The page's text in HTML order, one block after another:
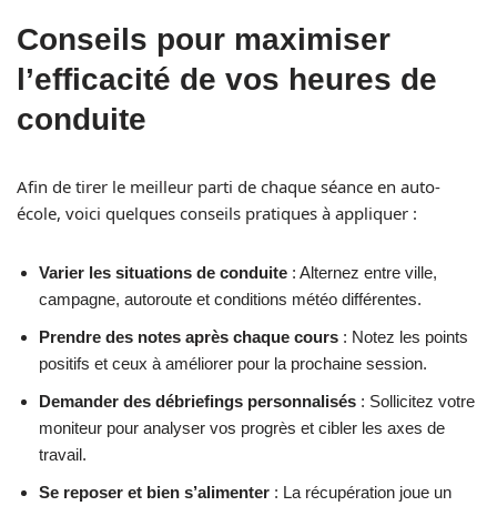
Conseils pour maximiser
l’efficacité de vos heures de
conduite
Afin de tirer le meilleur parti de chaque séance en auto-
école, voici quelques conseils pratiques à appliquer :
Varier les situations de conduite : Alternez entre ville,
campagne, autoroute et conditions météo différentes.
Prendre des notes après chaque cours : Notez les points
positifs et ceux à améliorer pour la prochaine session.
Demander des débriefings personnalisés : Sollicitez votre
moniteur pour analyser vos progrès et cibler les axes de
travail.
Se reposer et bien s’alimenter : La récupération joue un